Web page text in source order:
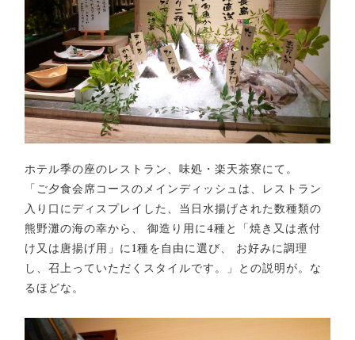
ホテル季の座のレストラン、味処・楽天茶寮にて。
「ご夕食会席コースのメインディッシュは、レストラン
入り口にディスプレイした、当日水揚げされた数種類の
熊野灘の海の幸から、 御造り用に4種と「焼き又は煮付
け又は唐揚げ用」に1種を自由に選び、 お好みに調理
し、召上っていただくスタイルです。」との説明が。な
るほどな。